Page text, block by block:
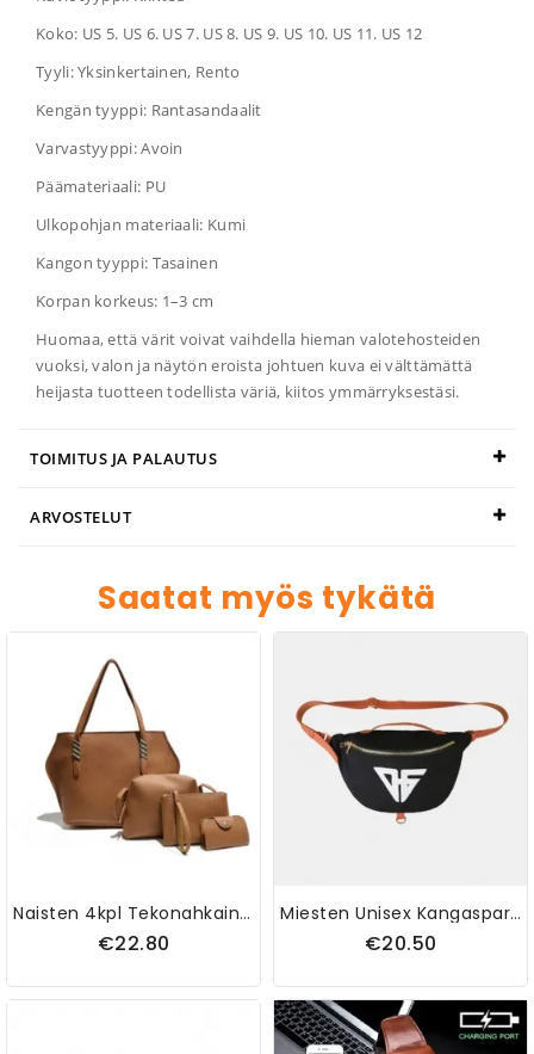
Koko: US 5. US 6. US 7. US 8. US 9. US 10. US 11. US 12
Tyyli: Yksinkertainen, Rento
Kengän tyyppi: Rantasandaalit
Varvastyyppi: Avoin
Päämateriaali: PU
Ulkopohjan materiaali: Kumi
Kangon tyyppi: Tasainen
Korpan korkeus: 1–3 cm
Huomaa, että värit voivat vaihdella hieman valotehosteiden
vuoksi, valon ja näytön eroista johtuen kuva ei välttämättä
heijasta tuotteen todellista väriä, kiitos ymmärryksestäsi.
TOIMITUS JA PALAUTUS
ARVOSTELUT
Saatat myös tykätä
Naisten 4kpl Tekonahkainen Solid Vapaa-Ajan Käsilaukku Olkalaukku
€22.80
Miesten Unisex Kangaspari Urheilullinen Rento Suuri Olkalaukku Rintalaukku
€20.50